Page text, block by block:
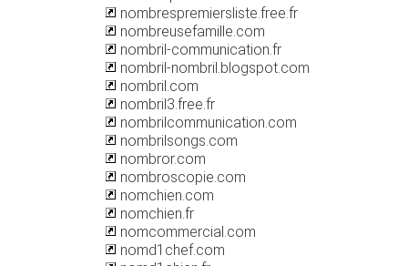
nombrespremiersliste.free.fr
nombreusefamille.com
nombril-communication.fr
nombril-nombril.blogspot.com
nombril.com
nombril3.free.fr
nombrilcommunication.com
nombrilsongs.com
nombror.com
nombroscopie.com
nomchien.com
nomchien.fr
nomcommercial.com
nomd1chef.com